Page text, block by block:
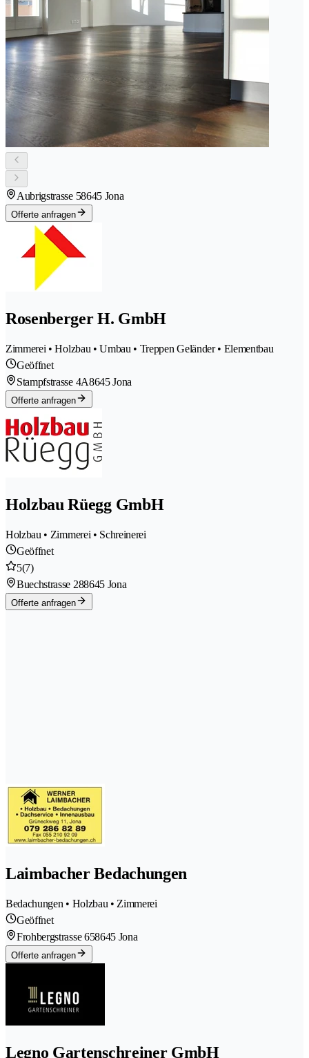
Aubrigstrasse 58645 Jona
Offerte anfragen
Rosenberger H. GmbH
Zimmerei • Holzbau • Umbau • Treppen Geländer • Elementbau
Geöffnet
Stampfstrasse 4A8645 Jona
Offerte anfragen
Holzbau Rüegg GmbH
Holzbau • Zimmerei • Schreinerei
Geöffnet
5(7)
Buechstrasse 288645 Jona
Offerte anfragen
Laimbacher Bedachungen
Bedachungen • Holzbau • Zimmerei
Geöffnet
Frohbergstrasse 658645 Jona
Offerte anfragen
Legno Gartenschreiner GmbH